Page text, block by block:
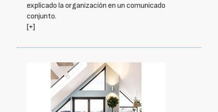
explicado la organización en un comunicado
conjunto.
[+]